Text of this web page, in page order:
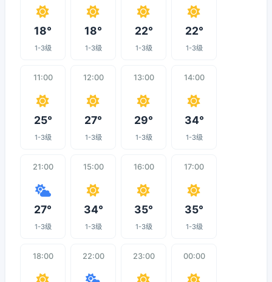
18°
1-3级
18°
1-3级
22°
1-3级
22°
1-3级
11:00
25°
1-3级
12:00
27°
1-3级
13:00
29°
1-3级
14:00
34°
1-3级
21:00
27°
1-3级
15:00
34°
1-3级
16:00
35°
1-3级
17:00
35°
1-3级
18:00 22:00 23:00 00:00